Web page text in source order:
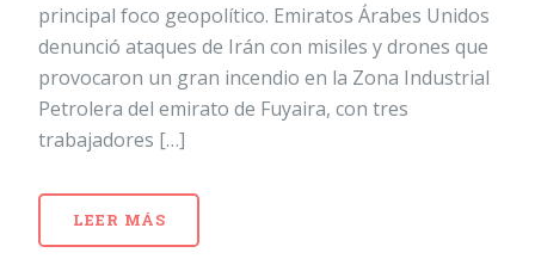
principal foco geopolítico. Emiratos Árabes Unidos
denunció ataques de Irán con misiles y drones que
provocaron un gran incendio en la Zona Industrial
Petrolera del emirato de Fuyaira, con tres
trabajadores […]
LEER MÁS